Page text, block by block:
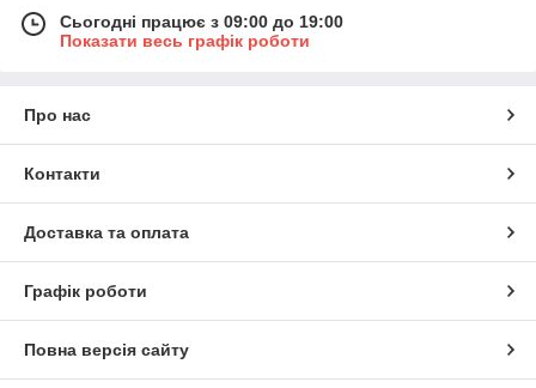
Сьогодні працює з 09:00 до 19:00
Показати весь графік роботи
Про нас
Контакти
Доставка та оплата
Графік роботи
Повна версія сайту